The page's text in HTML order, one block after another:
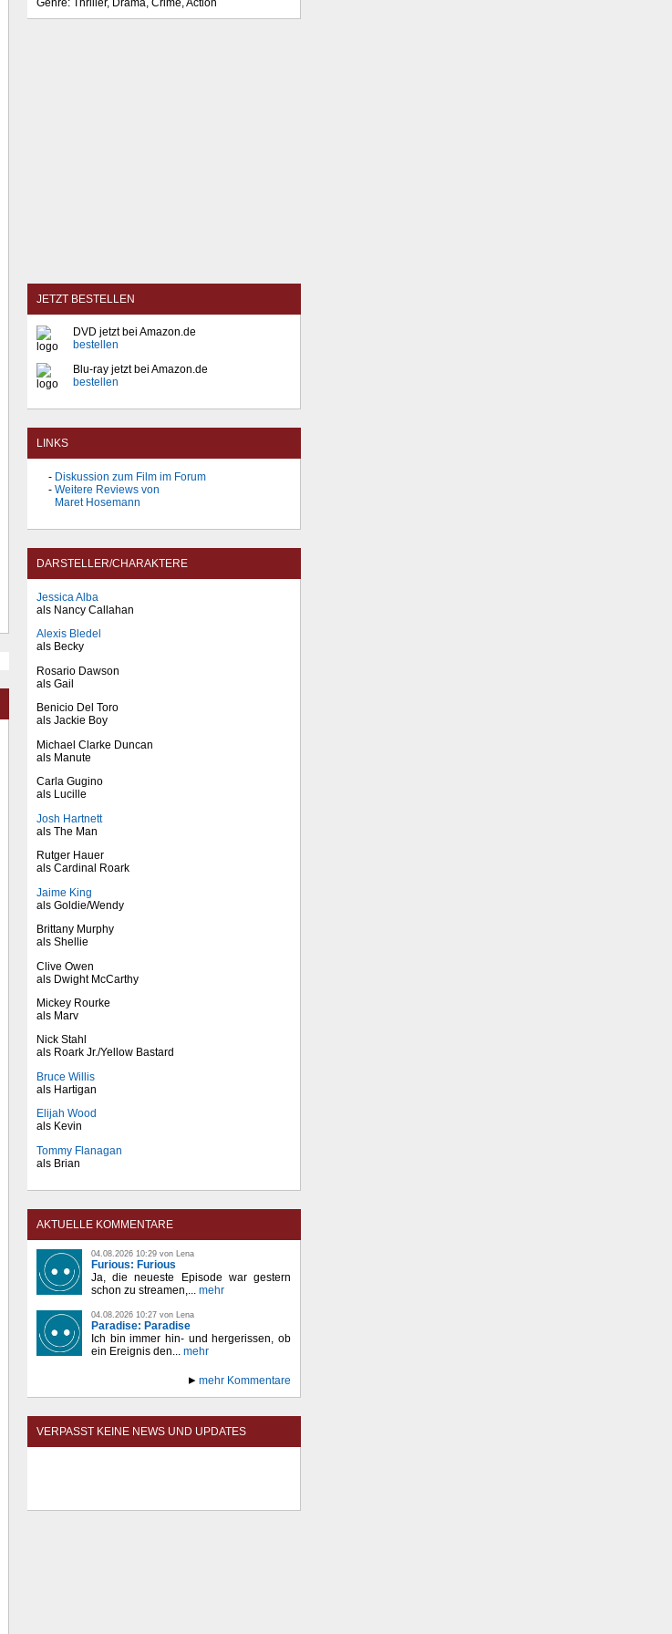
Genre: Thriller, Drama, Crime, Action
JETZT BESTELLEN
DVD jetzt bei Amazon.de
bestellen
Blu-ray jetzt bei Amazon.de
bestellen
LINKS
Diskussion zum Film im Forum
Weitere Reviews von
Maret Hosemann
DARSTELLER/CHARAKTERE
Jessica Alba
als Nancy Callahan
Alexis Bledel
als Becky
Rosario Dawson
als Gail
Benicio Del Toro
als Jackie Boy
Michael Clarke Duncan
als Manute
Carla Gugino
als Lucille
Josh Hartnett
als The Man
Rutger Hauer
als Cardinal Roark
Jaime King
als Goldie/Wendy
Brittany Murphy
als Shellie
Clive Owen
als Dwight McCarthy
Mickey Rourke
als Marv
Nick Stahl
als Roark Jr./Yellow Bastard
Bruce Willis
als Hartigan
Elijah Wood
als Kevin
Tommy Flanagan
als Brian
AKTUELLE KOMMENTARE
04.08.2026 10:29 von Lena
Furious: Furious
Ja, die neueste Episode war gestern
schon zu streamen,... mehr
04.08.2026 10:27 von Lena
Paradise: Paradise
Ich bin immer hin- und hergerissen, ob
ein Ereignis den... mehr
mehr Kommentare
VERPASST KEINE NEWS UND UPDATES